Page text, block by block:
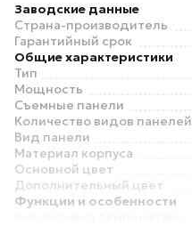
Заводские данные
Страна-производитель
Гарантийный срок
Общие характеристики
Тип
Мощность
Съемные панели
Количество видов панелей
Вид панели
Материал корпуса
Основной цвет
Дополнительный цвет
Функции и особенности